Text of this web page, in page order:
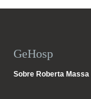
GeHosp
Sobre Roberta Massa